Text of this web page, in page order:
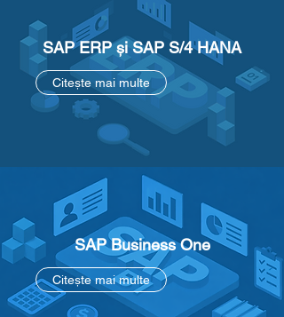
SAP ERP și SAP S/4 HANA
Citește mai multe
SAP Business One
Citește mai multe